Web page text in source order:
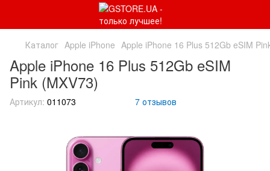
Каталог Apple iPhone Apple iPhone 16 Plus 512Gb eSIM
Apple iPhone 16 Plus 512Gb eSIM
Pink (MXV73)
Артикул: 011073 7 отзывов